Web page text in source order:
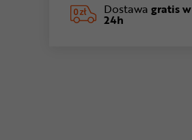
Dostawa gratis w
24h